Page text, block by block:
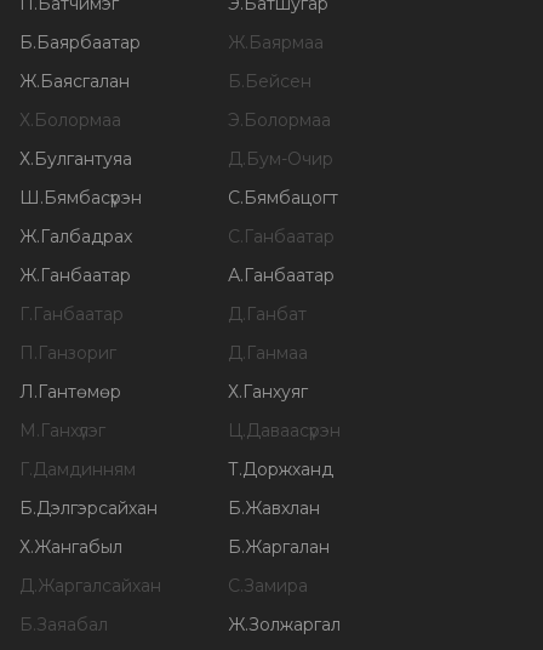
Б.Баярбаатар Ж.Баярмаа
Ж.Баясгалан Б.Бейсен
Х.Болормаа Э.Болормаа
Х.Булгантуяа Д.Бум-Очир
Ш.Бямбасүрэн С.Бямбацогт
Ж.Галбадрах С.Ганбаатар
Ж.Ганбаатар А.Ганбаатар
Г.Ганбаатар Д.Ганбат
П.Ганзориг Д.Ганмаа
Л.Гантөмөр Х.Ганхуяг
М.Ганхүлэг Ц.Даваасүрэн
Г.Дамдинням Т.Доржханд
Б.Дэлгэрсайхан Б.Жавхлан
Х.Жангабыл Б.Жаргалан
Д.Жаргалсайхан С.Замира
Б.Заяабал Ж.Золжаргал